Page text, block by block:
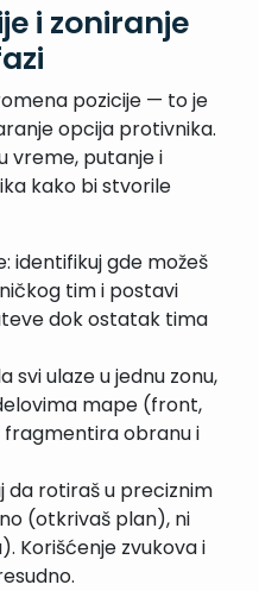
i zoniranje
pozicije — to je
opcija protivnika.
vreme, putanje i
kako bi stvorile
identifikuj gde možeš
tim i postavi
dok ostatak tima
svi ulaze u jednu zonu,
mape (front,
fragmentira obranu i
da rotiraš u preciznim
(otkrivaš plan), ni
Korišćenje zvukova i